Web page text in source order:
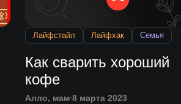
Лайфстайл Лайфхак Семья
Как сварить хороший
кофе
Алло, мам 8 марта 2023